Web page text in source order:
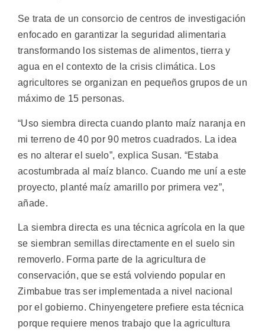
Se trata de un consorcio de centros de investigación
enfocado en garantizar la seguridad alimentaria
transformando los sistemas de alimentos, tierra y
agua en el contexto de la crisis climática. Los
agricultores se organizan en pequeños grupos de un
máximo de 15 personas.
“Uso siembra directa cuando planto maíz naranja en
mi terreno de 40 por 90 metros cuadrados. La idea
es no alterar el suelo”, explica Susan. “Estaba
acostumbrada al maíz blanco. Cuando me uní a este
proyecto, planté maíz amarillo por primera vez”,
añade.
La siembra directa es una técnica agrícola en la que
se siembran semillas directamente en el suelo sin
removerlo. Forma parte de la agricultura de
conservación, que se está volviendo popular en
Zimbabue tras ser implementada a nivel nacional
por el gobierno. Chinyengetere prefiere esta técnica
porque requiere menos trabajo que la agricultura